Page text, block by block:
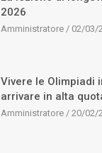
2026
Amministratore 02/03/
Vivere le Olimpiadi
arrivare in alta
Amministratore 20/02/